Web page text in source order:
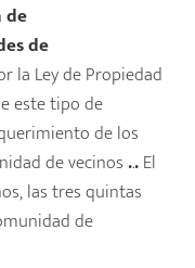
de
la Ley de Propiedad
este tipo de
de los
de vecinos...El
las tres quintas
de